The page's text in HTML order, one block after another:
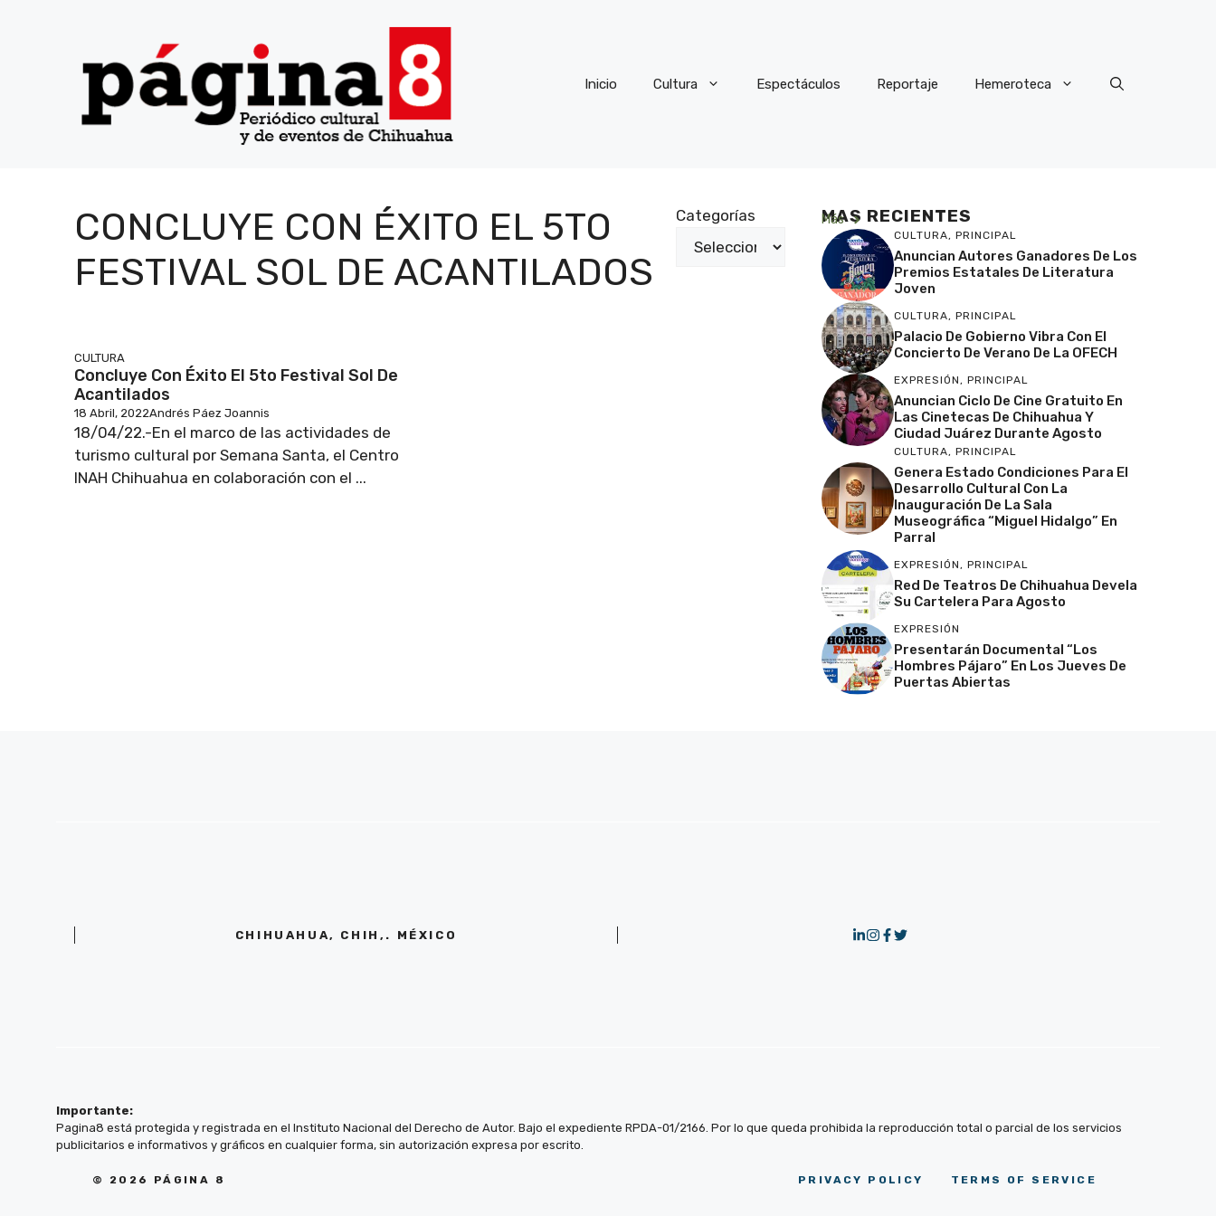
Inicio Cultura Espectáculos Reportaje Hemeroteca
CONCLUYE CON ÉXITO EL 5TO
FESTIVAL SOL DE ACANTILADOS
Categorías
CULTURA
Concluye Con Éxito El 5to Festival Sol De
Acantilados
18 Abril, 2022Andrés Páez Joannis
18/04/22.-En el marco de las actividades de
turismo cultural por Semana Santa, el Centro
INAH Chihuahua en colaboración con el ...
MAS RECIENTES
Más
CULTURA, PRINCIPAL
Anuncian Autores Ganadores De Los
Premios Estatales De Literatura
Joven
CULTURA, PRINCIPAL
Palacio De Gobierno Vibra Con El
Concierto De Verano De La OFECH
EXPRESIÓN, PRINCIPAL
Anuncian Ciclo De Cine Gratuito En
Las Cinetecas De Chihuahua Y
Ciudad Juárez Durante Agosto
CULTURA, PRINCIPAL
Genera Estado Condiciones Para El
Desarrollo Cultural Con La
Inauguración De La Sala
Museográfica “Miguel Hidalgo” En
Parral
EXPRESIÓN, PRINCIPAL
Red De Teatros De Chihuahua Devela
Su Cartelera Para Agosto
EXPRESIÓN
Presentarán Documental “Los
Hombres Pájaro” En Los Jueves De
Puertas Abiertas
CHIHUAHUA, CHIH,. MÉXICO
Importante:
Pagina8 está protegida y registrada en el Instituto Nacional del Derecho de Autor. Bajo el expediente RPDA-01/2166. Por lo que queda prohibida la reproducción total o parcial de los servicios
publicitarios e informativos y gráficos en cualquier forma, sin autorización expresa por escrito.
© 2026 PÁGINA 8 PRIVACY POLICY TERMS OF SERVICE